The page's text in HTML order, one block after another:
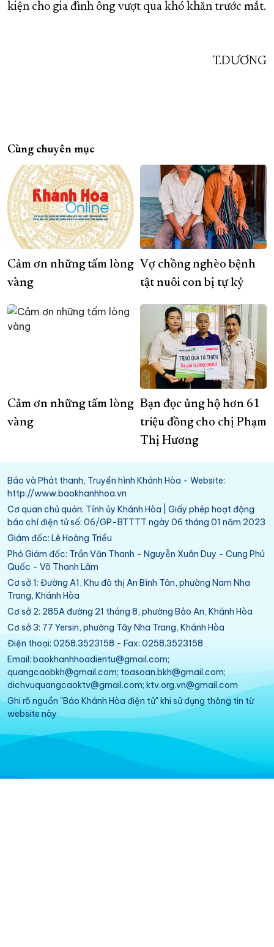
kiện cho gia đình ông vượt qua khó khăn trước mắt.
T.DƯƠNG
Cùng chuyên mục
Cảm ơn những tấm lòng
vàng
Vợ chồng nghèo bệnh
tật nuôi con bị tự kỷ
Cảm ơn những tấm lòng
vàng
Bạn đọc ủng hộ hơn 61
triệu đồng cho chị Phạm
Thị Hương
Báo và Phát thanh, Truyền hình Khánh Hòa - Website:
http://www.baokhanhhoa.vn
Cơ quan chủ quản: Tỉnh ủy Khánh Hòa | Giấy phép hoạt động
báo chí điện tử số: 06/GP-BTTTT ngày 06 tháng 01 năm 2023
Giám đốc: Lê Hoàng Triều
Phó Giám đốc: Trần Văn Thanh - Nguyễn Xuân Duy - Cung Phú
Quốc - Võ Thanh Lâm
Cơ sở 1: Đường A1, Khu đô thị An Bình Tân, phường Nam Nha
Trang, Khánh Hòa
Cơ sở 2: 285A đường 21 tháng 8, phường Bảo An, Khánh Hòa
Cơ sở 3: 77 Yersin, phường Tây Nha Trang, Khánh Hòa
Điện thoại: 0258.3523158 - Fax: 0258.3523158
Email: baokhanhhoadientu@gmail.com;
quangcaobkh@gmail.com; toasoan.bkh@gmail.com;
dichvuquangcaoktv@gmail.com; ktv.org.vn@gmail.com
Ghi rõ nguồn "Báo Khánh Hòa điện tử" khi sử dụng thông tin từ
website này